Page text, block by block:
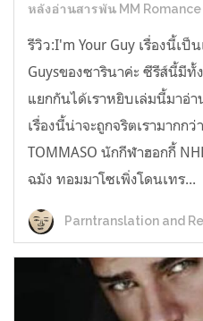
หลังอ่านสารพัน MM Romance
รีวิว:I'm Your Guy เรื่องนี้เป็
Guysของซารินาค่ะ ซีรีส์นี้มี
แยกกันได้เราหยิบเล่มนี้มาอ่า
เรื่องนี้น่าจะถูกจริตเรามากก
TOMMASO นักกีฬาฮอกกี้
ฉมัง ทอมมาโซเพิ่งโดนเทร...
Parntranslation and